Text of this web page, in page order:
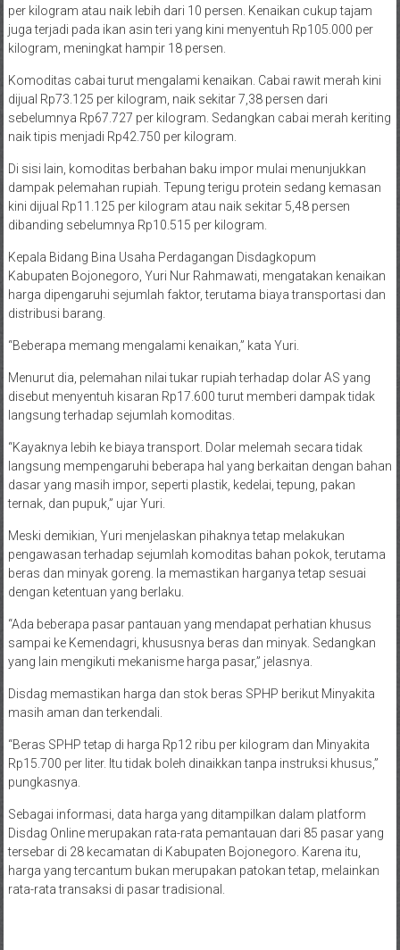
per kilogram atau naik lebih dari 10 persen. Kenaikan cukup tajam
juga terjadi pada ikan asin teri yang kini menyentuh Rp105.000 per
kilogram, meningkat hampir 18 persen.
Komoditas cabai turut mengalami kenaikan. Cabai rawit merah kini
dijual Rp73.125 per kilogram, naik sekitar 7,38 persen dari
sebelumnya Rp67.727 per kilogram. Sedangkan cabai merah keriting
naik tipis menjadi Rp42.750 per kilogram.
Di sisi lain, komoditas berbahan baku impor mulai menunjukkan
dampak pelemahan rupiah. Tepung terigu protein sedang kemasan
kini dijual Rp11.125 per kilogram atau naik sekitar 5,48 persen
dibanding sebelumnya Rp10.515 per kilogram.
Kepala Bidang Bina Usaha Perdagangan Disdagkopum
Kabupaten Bojonegoro, Yuri Nur Rahmawati, mengatakan kenaikan
harga dipengaruhi sejumlah faktor, terutama biaya transportasi dan
distribusi barang.
“Beberapa memang mengalami kenaikan,” kata Yuri.
Menurut dia, pelemahan nilai tukar rupiah terhadap dolar AS yang
disebut menyentuh kisaran Rp17.600 turut memberi dampak tidak
langsung terhadap sejumlah komoditas.
“Kayaknya lebih ke biaya transport. Dolar melemah secara tidak
langsung mempengaruhi beberapa hal yang berkaitan dengan bahan
dasar yang masih impor, seperti plastik, kedelai, tepung, pakan
ternak, dan pupuk,” ujar Yuri.
Meski demikian, Yuri menjelaskan pihaknya tetap melakukan
pengawasan terhadap sejumlah komoditas bahan pokok, terutama
beras dan minyak goreng. Ia memastikan harganya tetap sesuai
dengan ketentuan yang berlaku.
“Ada beberapa pasar pantauan yang mendapat perhatian khusus
sampai ke Kemendagri, khususnya beras dan minyak. Sedangkan
yang lain mengikuti mekanisme harga pasar,” jelasnya.
Disdag memastikan harga dan stok beras SPHP berikut Minyakita
masih aman dan terkendali.
“Beras SPHP tetap di harga Rp12 ribu per kilogram dan Minyakita
Rp15.700 per liter. Itu tidak boleh dinaikkan tanpa instruksi khusus,”
pungkasnya.
Sebagai informasi, data harga yang ditampilkan dalam platform
Disdag Online merupakan rata-rata pemantauan dari 85 pasar yang
tersebar di 28 kecamatan di Kabupaten Bojonegoro. Karena itu,
harga yang tercantum bukan merupakan patokan tetap, melainkan
rata-rata transaksi di pasar tradisional.